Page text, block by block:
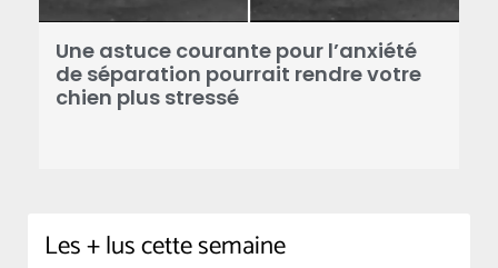
Une astuce courante pour l’anxiété
de séparation pourrait rendre votre
chien plus stressé
Les + lus cette semaine